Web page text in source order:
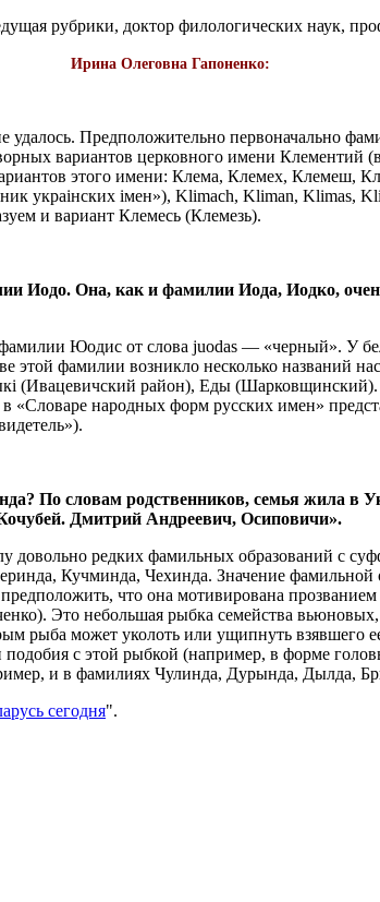
рубрики, доктор филологических наук,
Ирина Олеговна Гапоненко:
Предположительно первоначально
вариантов церковного имени Клементий
этого имени: Клема, Клемех,
украiнских iмен»), Klimach, Kliman, Klimas,
и вариант Клемесь (Клемезь).
Иодо. Она, как и фамилии Иода, Иодко,
Юодис от слова juodas — «черный». У
этой фамилии возникло несколько названий
(Ивацевичский район), Еды (Шарковщинский).
народных форм русских имен»
По словам родственников, семья жила в
Дмитрий Андреевич, Осиповичи».
редких фамильных образований с
Кучминда, Чехинда. Значение
что она мотивирована
Это небольшая рыбка семейства
рыба может уколоть или ущипнуть
с этой рыбкой (например, в форме
и в фамилиях Чулинда, Дурында, Дылда,
сегодня".